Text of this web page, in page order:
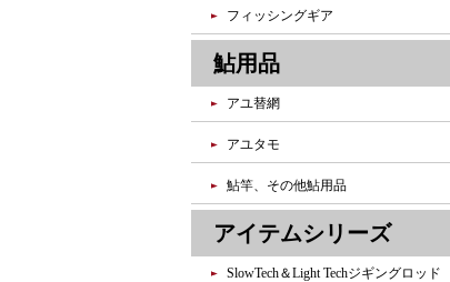
フィッシングギア
鮎用品
アユ替網
アユタモ
鮎竿、その他鮎用品
アイテムシリーズ
SlowTech＆Light Techジギングロッド